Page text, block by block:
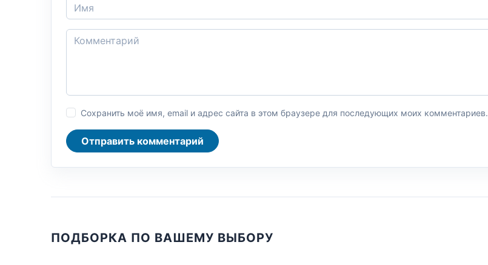
Сохранить моё имя, email и адрес сайта в этом браузере для последующих моих комментариев.
Отправить комментарий
ПОДБОРКА ПО ВАШЕМУ ВЫБОРУ